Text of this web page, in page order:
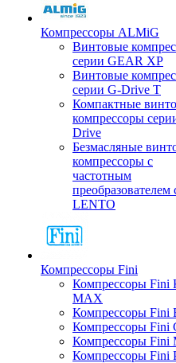
Компрессоры ALMiG
Винтовые
серии GEAR XP
Винтовые
серии G-Drive T
Компактные
компрессоры
Drive
Безмасляные
компрессоры с
частотным
преобразователем
LENTO
Компрессоры Fini
Компрессоры Fini
MAX
Компрессоры Fini
Компрессоры Fini
Компрессоры Fini
Компрессоры Fini